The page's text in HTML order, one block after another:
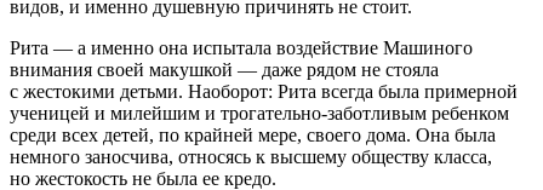
видов, и именно душевную причинять не стоит.
Рита — а именно она испытала воздействие Машиного
внимания своей макушкой — даже рядом не стояла
с жестокими детьми. Наоборот: Рита всегда была примерной
ученицей и милейшим и трогательно-заботливым ребенком
среди всех детей, по крайней мере, своего дома. Она была
немного заносчива, относясь к высшему обществу класса,
но жестокость не была ее кредо.